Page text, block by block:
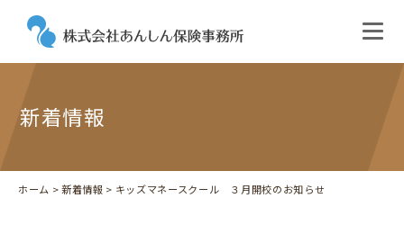
新着情報
ホーム >新着情報 > キッズマネースクール ３月開校のお知らせ